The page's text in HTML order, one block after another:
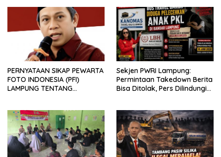
PERNYATAAN SIKAP PEWARTA
FOTO INDONESIA (PFI)
LAMPUNG TENTANG
TERHADAP JURNALIS DI
PENGADILAN NEGERI
TANJUNG KARANG.
Sekjen PWRI Lampung:
Permintaan Takedown Berita
Bisa Ditolak, Pers Dilindungi